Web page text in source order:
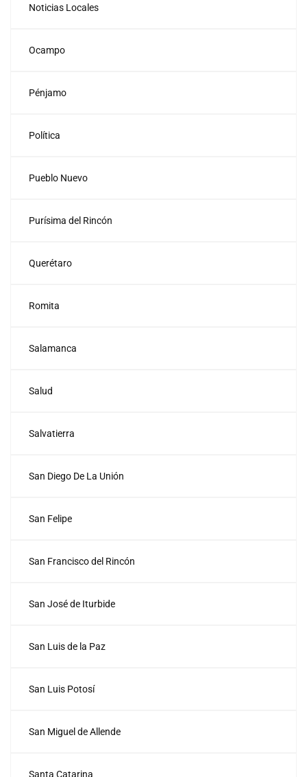
Noticias Locales
Ocampo
Pénjamo
Política
Pueblo Nuevo
Purísima del Rincón
Querétaro
Romita
Salamanca
Salud
Salvatierra
San Diego De La Unión
San Felipe
San Francisco del Rincón
San José de Iturbide
San Luis de la Paz
San Luis Potosí
San Miguel de Allende
Santa Catarina